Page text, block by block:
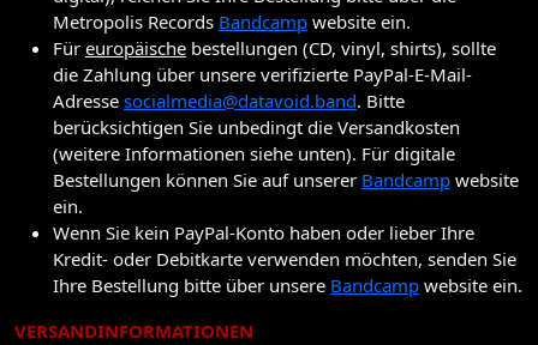
Metropolis Records Bandcamp website ein.
Für europäische bestellungen (CD, vinyl, shirts), sollte
die Zahlung über unsere verifizierte PayPal-E-Mail-
Adresse socialmedia@datavoid.band. Bitte
berücksichtigen Sie unbedingt die Versandkosten
(weitere Informationen siehe unten). Für digitale
Bestellungen können Sie auf unserer Bandcamp website
ein.
Wenn Sie kein PayPal-Konto haben oder lieber Ihre
Kredit- oder Debitkarte verwenden möchten, senden Sie
Ihre Bestellung bitte über unsere Bandcamp website ein.
VERSANDINFORMATIONEN